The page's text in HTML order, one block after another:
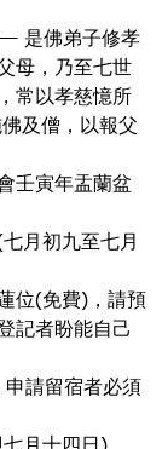
是佛弟子修孝
母，乃至七世
常以孝慈憶所
及僧，以報父
壬寅年​盂蘭盆
月初九至七月
位(免費)，請預
記者盼能自己
請留宿者必須